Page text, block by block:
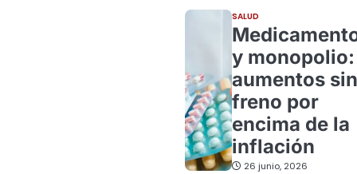
SALUD
y monopolio:
aumentos sin
freno por
encima de la
inflación
26 junio, 2026